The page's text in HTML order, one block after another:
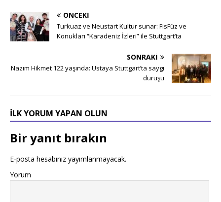
ÖNCEKI
Turkuaz ve Neustart Kultur sunar: FisFüz ve
Konukları “Karadeniz İzleri” ile Stuttgart’ta
SONRAKI
Nazım Hikmet 122 yaşında: Ustaya Stuttgart’ta saygı
duruşu
İLK YORUM YAPAN OLUN
Bir yanıt bırakın
E-posta hesabınız yayımlanmayacak.
Yorum